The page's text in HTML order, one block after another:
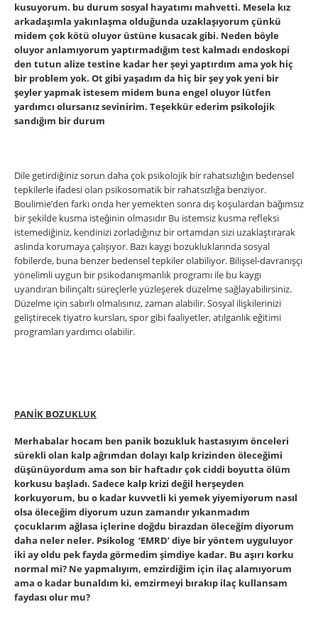
kusuyorum. bu durum sosyal hayatımı mahvetti. Mesela kız
arkadaşımla yakınlaşma olduğunda uzaklaşıyorum çünkü
midem çok kötü oluyor üstüne kusacak gibi. Neden böyle
oluyor anlamıyorum yaptırmadığım test kalmadı endoskopi
den tutun alize testine kadar her şeyi yaptırdım ama yok hiç
bir problem yok. Ot gibi yaşadım da hiç bir şey yok yeni bir
şeyler yapmak istesem midem buna engel oluyor lütfen
yardımcı olursanız sevinirim. Teşekkür ederim psikolojik
sandığım bir durum
Dile getirdiğiniz sorun daha çok psikolojik bir rahatsızlığın bedensel
tepkilerle ifadesi olan psikosomatik bir rahatsızlığa benziyor.
Boulimie’den farkı onda her yemekten sonra dış koşulardan baǧımsız
bir şekilde kusma isteǧinin olmasıdır Bu istemsiz kusma refleksi
istemediğiniz, kendinizi zorladığınız bir ortamdan sizi uzaklaştırarak
aslında korumaya çalışıyor. Bazı kaygı bozukluklarında sosyal
fobilerde, buna benzer bedensel tepkiler olabiliyor. Bilişsel-davranışçı
yönelimli uygun bir psikodanışmanlık programı ile bu kaygı
uyandıran bilinçaltı süreçlerle yüzleşerek düzelme sağlayabilirsiniz.
Düzelme için sabırlı olmalısınız, zaman alabilir. Sosyal ilişkilerinizi
geliştirecek tiyatro kursları, spor gibi faaliyetler, atılganlık eğitimi
programları yardımcı olabilir.
PANİK BOZUKLUK
Merhabalar hocam ben panik bozukluk hastasıyım önceleri
sürekli olan kalp ağrımdan dolayı kalp krizinden öleceğimi
düşünüyordum ama son bir haftadır çok ciddi boyutta ölüm
korkusu başladı. Sadece kalp krizi değil herşeyden
korkuyorum, bu o kadar kuvvetli ki yemek yiyemiyorum nasıl
olsa öleceğim diyorum uzun zamandır yıkanmadım
çocuklarım ağlasa içlerine doğdu birazdan öleceğim diyorum
daha neler neler. Psikolog ‘EMRD’ diye bir yöntem uyguluyor
iki ay oldu pek fayda görmedim şimdiye kadar. Bu aşırı korku
normal mi? Ne yapmalıyım, emzirdiğim için ilaç alamıyorum
ama o kadar bunaldım ki, emzirmeyi bırakıp ilaç kullansam
faydası olur mu?